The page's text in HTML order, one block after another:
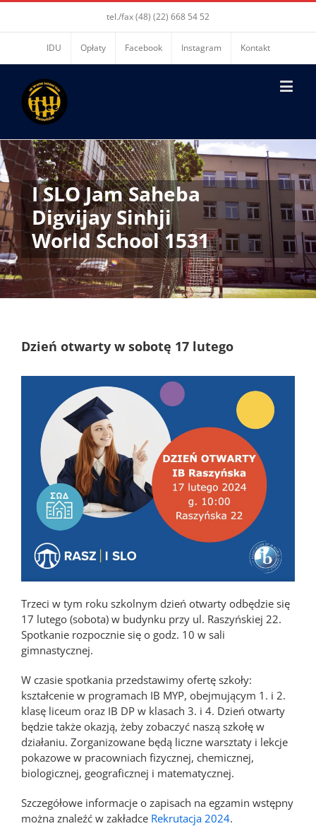
tel./fax (48) (22) 668 54 52
IDU Opłaty Facebook Instagram Kontakt
I SLO Jam Saheba
Digvijay Sinhji
World School 1531
Dzień otwarty w sobotę 17 lutego
Trzeci w tym roku szkolnym dzień otwarty odbędzie się
17 lutego (sobota) w budynku przy ul. Raszyńskiej 22.
Spotkanie rozpocznie się o godz. 10 w sali
gimnastycznej.
W czasie spotkania przedstawimy ofertę szkoły:
kształcenie w programach IB MYP, obejmującym 1. i 2.
klasę liceum oraz IB DP w klasach 3. i 4. Dzień otwarty
będzie także okazją, żeby zobaczyć naszą szkołę w
działaniu. Zorganizowane będą liczne warsztaty i lekcje
pokazowe w pracowniach fizycznej, chemicznej,
biologicznej, geograficznej i matematycznej.
Szczegółowe informacje o zapisach na egzamin wstępny
można znaleźć w zakładce Rekrutacja 2024.